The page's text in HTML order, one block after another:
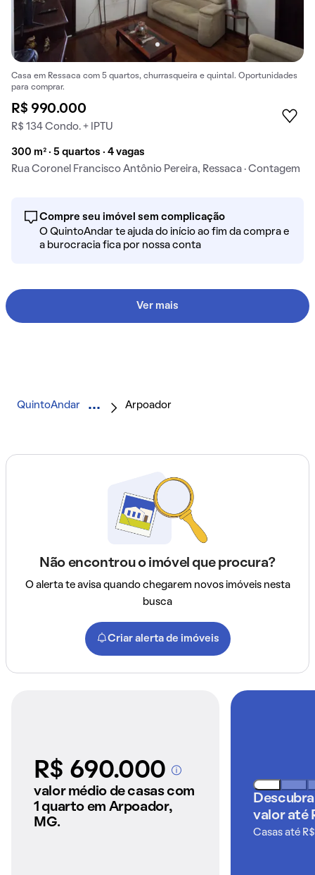
Casa em Ressaca com 5 quartos, churrasqueira e quintal. Oportunidades
para comprar.
R$ 990.000
R$ 134 Condo. + IPTU
300 m² · 5 quartos · 4 vagas
Rua Coronel Francisco Antônio Pereira, Ressaca · Contagem
Compre seu imóvel sem complicação
O QuintoAndar te ajuda do início ao fim da compra e
a burocracia fica por nossa conta
Ver mais
QuintoAndar Arpoador
Não encontrou o imóvel que procura?
O alerta te avisa quando chegarem novos imóveis nesta
busca
Criar alerta de imóveis
R$ 690.000A partir dos imóveis
anunciados pelo
valor médio de casas com
1 quarto em Arpoador,
MG.
valor até
Casas até